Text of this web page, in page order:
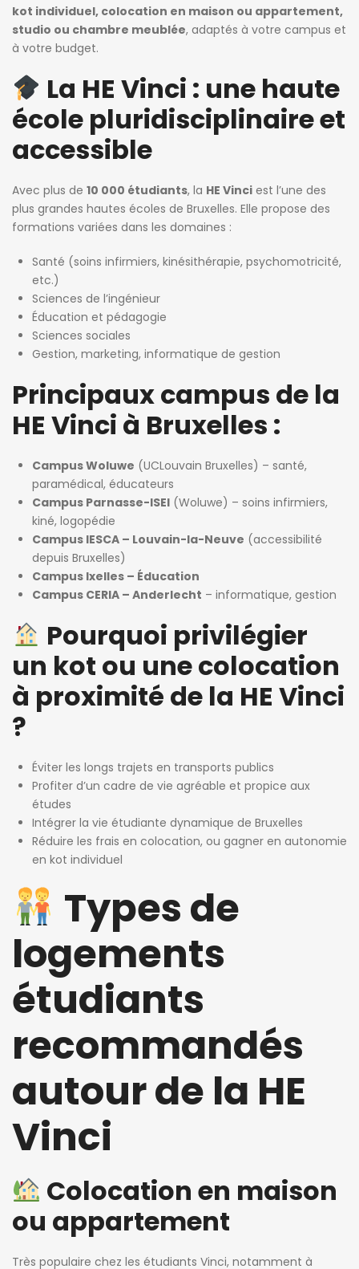
kot individuel, colocation en maison ou appartement,
studio ou chambre meublée, adaptés à votre campus et
à votre budget.
La HE Vinci : une haute
école pluridisciplinaire et
accessible
Avec plus de 10 000 étudiants, la HE Vinci est l’une des
plus grandes hautes écoles de Bruxelles. Elle propose des
formations variées dans les domaines :
Santé (soins infirmiers, kinésithérapie, psychomotricité,
etc.)
Sciences de l’ingénieur
Éducation et pédagogie
Sciences sociales
Gestion, marketing, informatique de gestion
Principaux campus de la
HE Vinci à Bruxelles :
Campus Woluwe (UCLouvain Bruxelles) – santé,
paramédical, éducateurs
Campus Parnasse-ISEI (Woluwe) – soins infirmiers,
kiné, logopédie
Campus IESCA – Louvain-la-Neuve (accessibilité
depuis Bruxelles)
Campus Ixelles – Éducation
Campus CERIA – Anderlecht – informatique, gestion
Pourquoi privilégier
un kot ou une colocation
à proximité de la HE Vinci
?
Éviter les longs trajets en transports publics
Profiter d’un cadre de vie agréable et propice aux
études
Intégrer la vie étudiante dynamique de Bruxelles
Réduire les frais en colocation, ou gagner en autonomie
en kot individuel
Types de
logements
étudiants
recommandés
autour de la HE
Vinci
Colocation en maison
ou appartement
Très populaire chez les étudiants Vinci, notamment à